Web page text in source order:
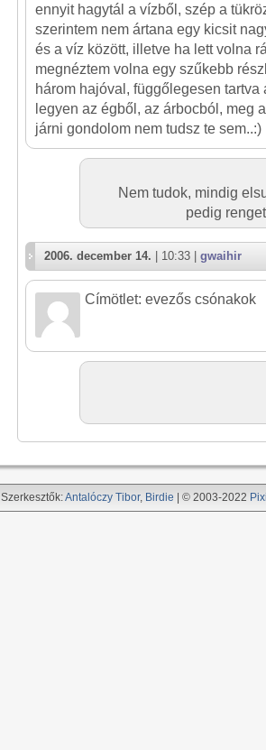
ennyit hagytál a vízből, szép a
szerintem nem ártana egy kicsit
és a víz között, illetve ha lett volna
megnéztem volna egy szűkebb
három hajóval, függőlegesen
legyen az égből, az árbocból, meg
járni gondolom nem tudsz te sem..:)
Nem tudok, mindig
pedig
2006. december 14. | 10:33 | gwaihir
Címötlet: evezős csónakok
Szerkesztők:Antalóczy Tibor, Birdie | © 2003-2022